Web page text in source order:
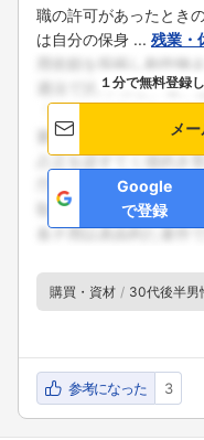
職の許可があったとき
は自分の保身 ... 残業・
１分で無料登録
メ
Google
で登録
購買・資材 30代後半男
参考になった 3